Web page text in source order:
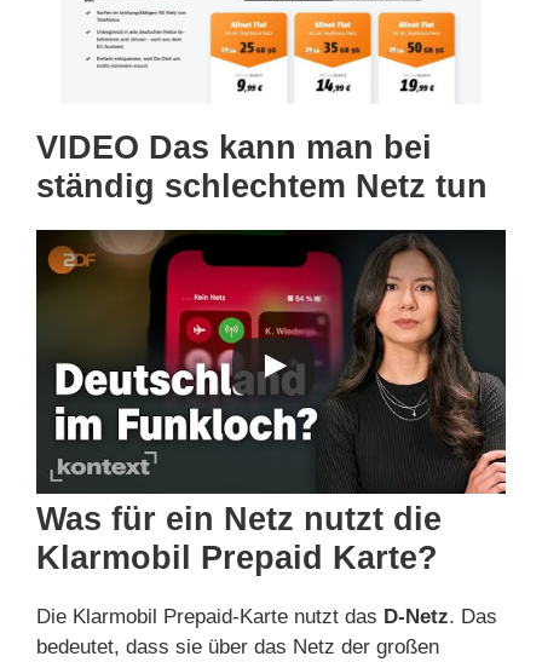
VIDEO Das kann man bei
ständig schlechtem Netz tun
Was für ein Netz nutzt die
Klarmobil Prepaid Karte?
Die Klarmobil Prepaid-Karte nutzt das D-Netz. Das
bedeutet, dass sie über das Netz der großen